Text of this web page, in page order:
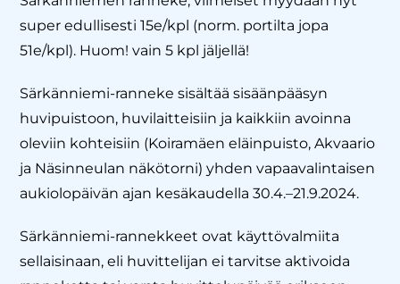
super edullisesti 15e/kpl (norm. portilta jopa
51e/kpl). Huom! vain 5 kpl jäljellä!
Särkänniemi-ranneke sisältää sisäänpääsyn
huvipuistoon, huvilaitteisiin ja kaikkiin avoinna
oleviin kohteisiin (Koiramäen eläinpuisto, Akvaario
ja Näsinneulan näkötorni) yhden vapaavalintaisen
aukiolopäivän ajan kesäkaudella 30.4.–21.9.2024.
Särkänniemi-rannekkeet ovat käyttövalmiita
sellaisinaan, eli huvittelijan ei tarvitse aktivoida